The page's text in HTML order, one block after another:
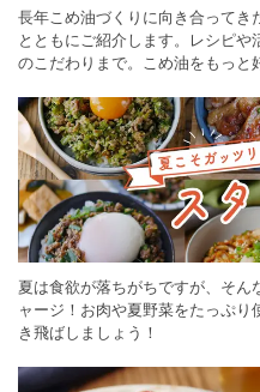
長年こめ油づくりに向き合って
とともにご紹介します。レシピ
のこだわりまで。こめ油をもっ
夏は食欲が落ちがちですが、そ
ャージ！お肉や夏野菜をたっぷ
き飛ばしましょう！